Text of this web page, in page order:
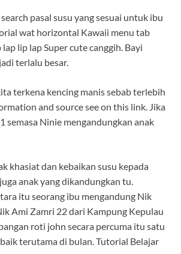
pasal susu yang sesuai untuk ibu
wat horizontal Kawaii menu tab
lip lap Super cute canggih. Bayi
terlalu besar.
terkena kencing manis sebab terlebih
and source see on this link. Jika
semasa Ninie mengandungkan anak
khasiat dan kebaikan susu kepada
anak yang dikandungkan tu.
itu seorang ibu mengandung Nik
Ami Zamri 22 dari Kampung Kepulau
roti john secara percuma itu satu
terutama di bulan. Tutorial Belajar